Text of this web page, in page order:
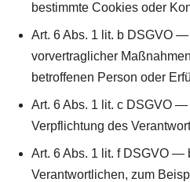
bestimmte Cookies oder
Art. 6 Abs. 1 lit. b DSGVO
vorvertraglicher
betroffenen Person oder
Art. 6 Abs. 1 lit. c DSGVO
Verpflichtung des
Art. 6 Abs. 1 lit. f DSGVO —
Verantwortlichen, zum